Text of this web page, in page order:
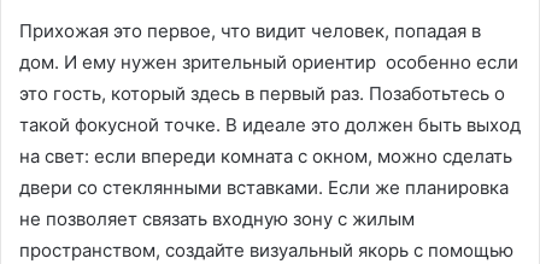
Прихожая это первое, что видит человек, попадая в
дом. И ему нужен зрительный ориентир особенно если
это гость, который здесь в первый раз. Позаботьтесь о
такой фокусной точке. В идеале это должен быть выход
на свет: если впереди комната с окном, можно сделать
двери со стеклянными вставками. Если же планировка
не позволяет связать входную зону с жилым
пространством, создайте визуальный якорь с помощью